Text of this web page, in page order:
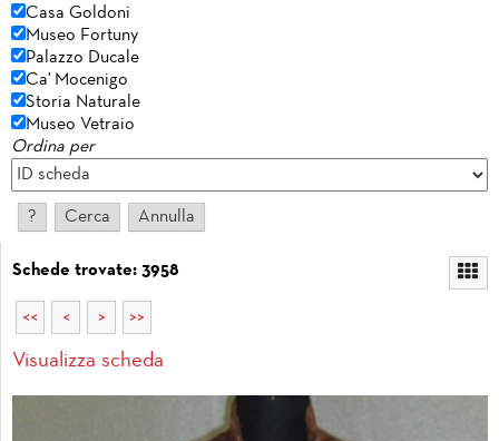
Casa Goldoni
Museo Fortuny
Palazzo Ducale
Ca' Mocenigo
Storia Naturale
Museo Vetraio
Ordina per
Schede trovate: 3958
<< < > >>
Visualizza scheda